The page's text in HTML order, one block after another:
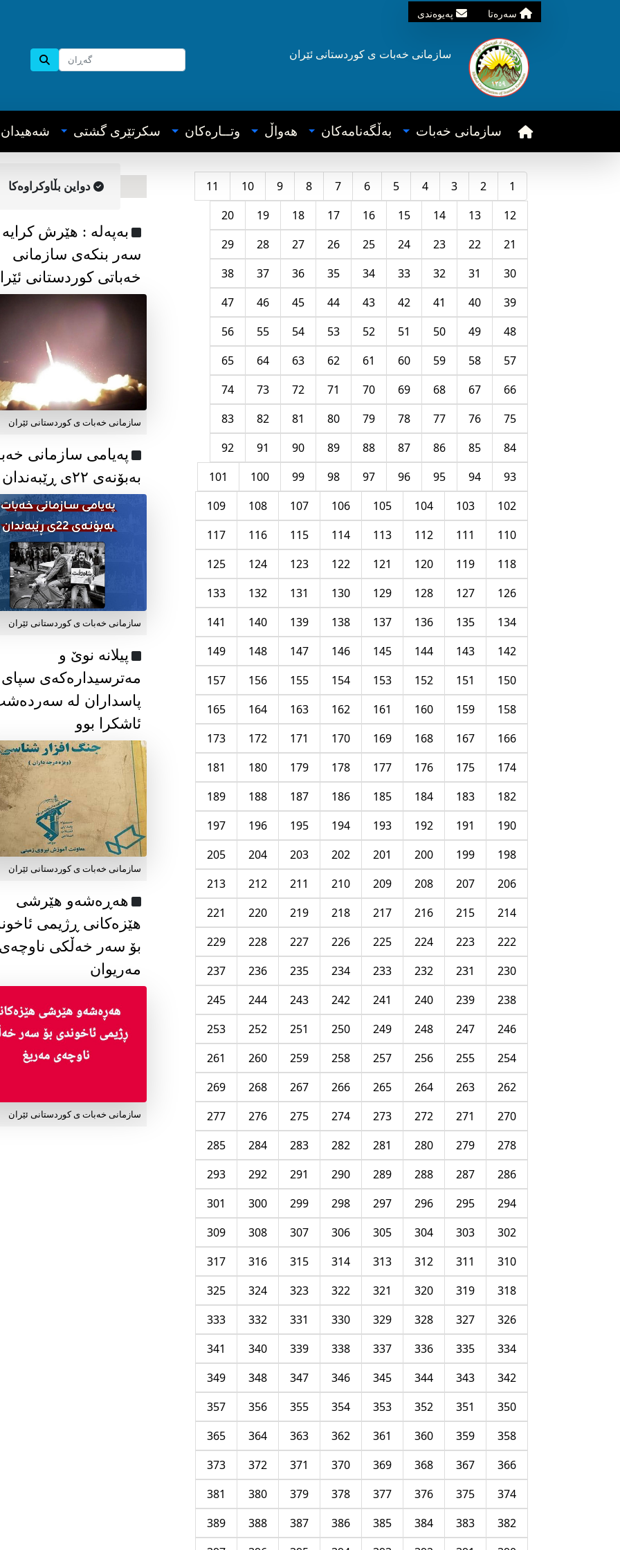
سه‌ره‌تا په‌یوه‌ندی
سازمانی خه‌بات ی کوردستانی ئێران
سازمانی خه‌بات به‌ڵگه‌نامه‌کان هه‌واڵ وتــاره‌کان سکرتێری گشتی شه‌هیدان
1
2
3
4
5
6
7
8
9
10
11
12
13
14
15
16
17
18
19
20
21
22
23
24
25
26
27
28
29
30
31
32
33
34
35
36
37
38
39
40
41
42
43
44
45
46
47
48
49
50
51
52
53
54
55
56
57
58
59
60
61
62
63
64
65
66
67
68
69
70
71
72
73
74
75
76
77
78
79
80
81
82
83
84
85
86
87
88
89
90
91
92
93
94
95
96
97
98
99
100
101
102
103
104
105
106
107
108
109
110
111
112
113
114
115
116
117
118
119
120
121
122
123
124
125
126
127
128
129
130
131
132
133
134
135
136
137
138
139
140
141
142
143
144
145
146
147
148
149
150
151
152
153
154
155
156
157
158
159
160
161
162
163
164
165
166
167
168
169
170
171
172
173
174
175
176
177
178
179
180
181
182
183
184
185
186
187
188
189
190
191
192
193
194
195
196
197
198
199
200
201
202
203
204
205
206
207
208
209
210
211
212
213
214
215
216
217
218
219
220
221
222
223
224
225
226
227
228
229
230
231
232
233
234
235
236
237
238
239
240
241
242
243
244
245
246
247
248
249
250
251
252
253
254
255
256
257
258
259
260
261
262
263
264
265
266
267
268
269
270
271
272
273
274
275
276
277
278
279
280
281
282
283
284
285
286
287
288
289
290
291
292
293
294
295
296
297
298
299
300
301
302
303
304
305
306
307
308
309
310
311
312
313
314
315
316
317
318
319
320
321
322
323
324
325
326
327
328
329
330
331
332
333
334
335
336
337
338
339
340
341
342
343
344
345
346
347
348
349
350
351
352
353
354
355
356
357
358
359
360
361
362
363
364
365
366
367
368
369
370
371
372
373
374
375
376
377
378
379
380
381
382
383
384
385
386
387
388
389
دواین بڵاوکراوه‌کا
به‌په‌له‌ : هێرش کرایە
سەر بنکەی سازمانی
خەباتی کوردستانی
سازمانی خەبات ی کوردستانی ئێران
پەیامی سازمانی
بەبۆنەی ۲۲ی ڕێبەندان
سازمانی خەبات ی كوردستانی ئێران
پیلانە نوێ و
مەترسیدارەکەی سپای
پاسداران لە
ئاشکرا بوو
سازمانی خەبات ی كوردستانی ئێران
هەڕەشەو هێرشی
هێزەکانی ڕژیمی
بۆ سەر خەڵکی
مەریوان
سازمانی خەبات ی کوردستانی ئێران